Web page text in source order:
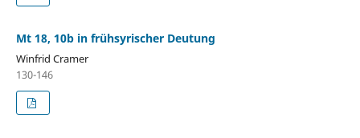
Mt 18, 10b in frühsyrischer Deutung
Winfrid Cramer
130-146